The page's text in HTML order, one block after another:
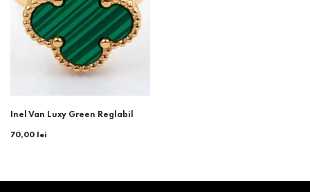
Inel Van Luxy Green Reglabil
70,00 lei